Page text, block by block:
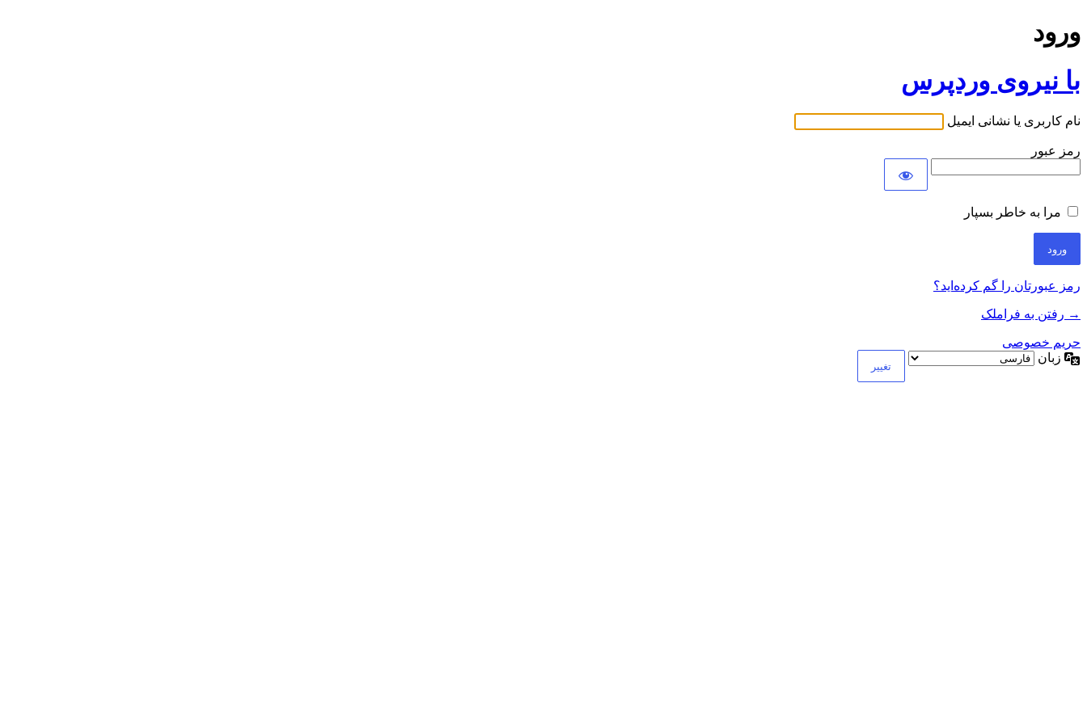
ورود
با نیروی وردپرس
نام کاربری یا نشانی ایمیل
رمز عبور
مرا به خاطر بسپار
رمز عبورتان را گم کرده‌اید؟
→ رفتن به فراملک
حریم خصوصی
زبان